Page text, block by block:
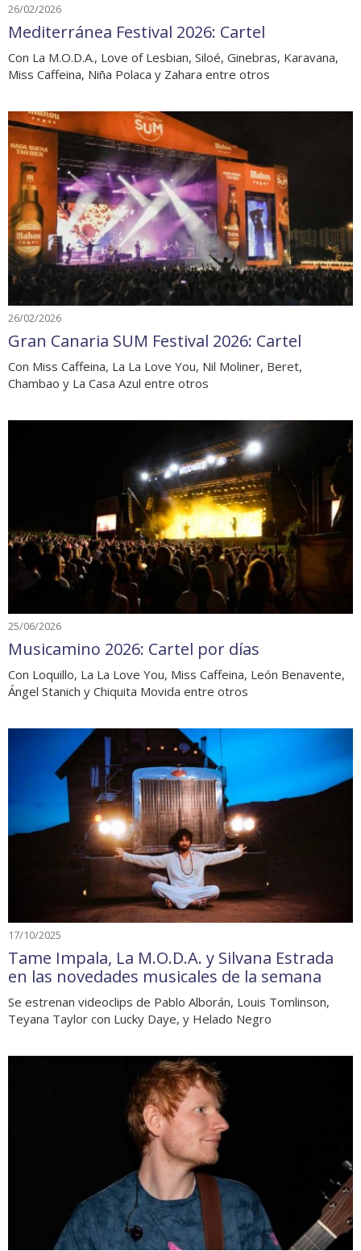
26/02/2026
Mediterránea Festival 2026: Cartel
Con La M.O.D.A., Love of Lesbian, Siloé, Ginebras, Karavana,
Miss Caffeina, Niña Polaca y Zahara entre otros
26/02/2026
Gran Canaria SUM Festival 2026: Cartel
Con Miss Caffeina, La La Love You, Nil Moliner, Beret,
Chambao y La Casa Azul entre otros
25/06/2026
Musicamino 2026: Cartel por días
Con Loquillo, La La Love You, Miss Caffeina, León Benavente,
Ángel Stanich y Chiquita Movida entre otros
17/10/2025
Tame Impala, La M.O.D.A. y Silvana Estrada
en las novedades musicales de la semana
Se estrenan videoclips de Pablo Alborán, Louis Tomlinson,
Teyana Taylor con Lucky Daye, y Helado Negro